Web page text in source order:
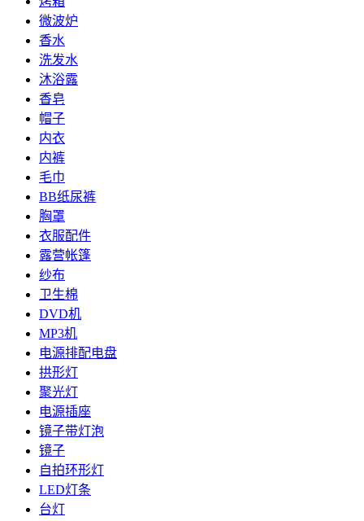
微波炉
香水
洗发水
沐浴露
香皂
帽子
内衣
内裤
毛巾
BB纸尿裤
胸罩
衣服配件
露营帐篷
纱布
卫生棉
DVD机
MP3机
电源排配电盘
拱形灯
聚光灯
电源插座
镜子带灯泡
镜子
自拍环形灯
LED灯条
台灯